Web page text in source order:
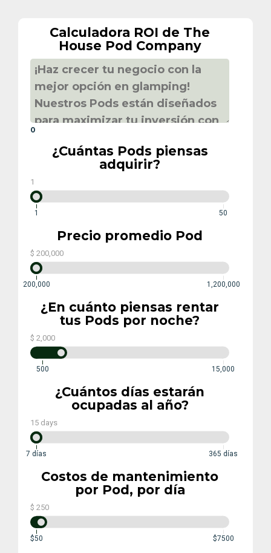
¿Cuántas Pods piensas
adquirir?
1
1 50
¿Cuántos días estarán
ocupadas al año?
15 days
7 días 365 días
Costos de mantenimiento
por Pod, por día
$ 250
$50 $7500
¿En cuánto piensas rentar
tus Pods por noche?
$ 2,000
500 15,000
Precio promedio Pod
$ 200,000
200,000 1,200,000
Calculadora ROI de The
House Pod Company
0